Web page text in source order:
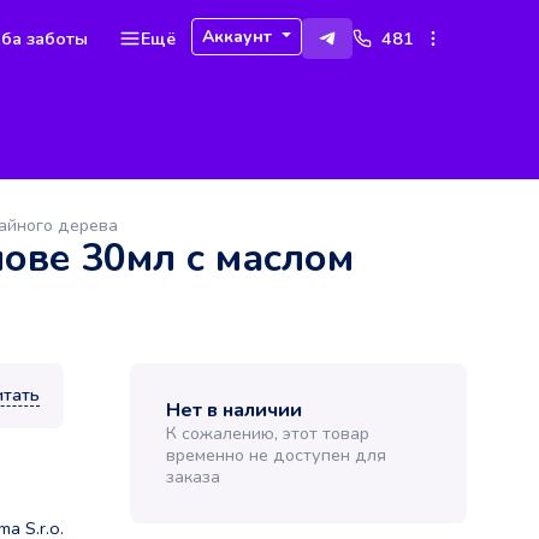
заботы Ещё Аккаунт 481
дерева
30мл с маслом
S.r.o.
Нет в наличии
К сожалению, этот товар
временно не доступен для
заказа